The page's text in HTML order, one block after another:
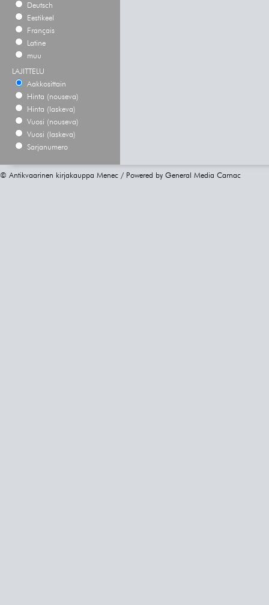
Deutsch
Eestikeel
Français
Latine
muu
LAJITTELU
Aakkosittain
Hinta (nouseva)
Hinta (laskeva)
Vuosi (nouseva)
Vuosi (laskeva)
Sarjanumero
© Antikvaarinen kirjakauppa Menec / Powered by General Media Carnac